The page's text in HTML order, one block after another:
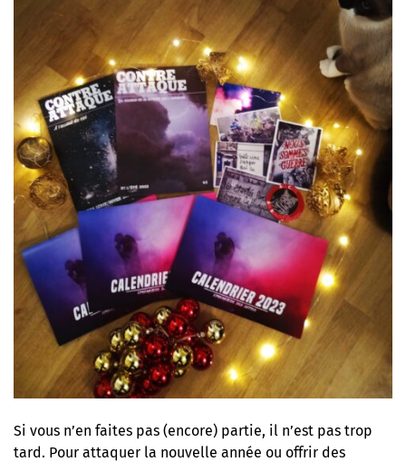
Si vous n’en faites pas (encore) partie, il n’est pas trop
tard. Pour attaquer la nouvelle année ou offrir des